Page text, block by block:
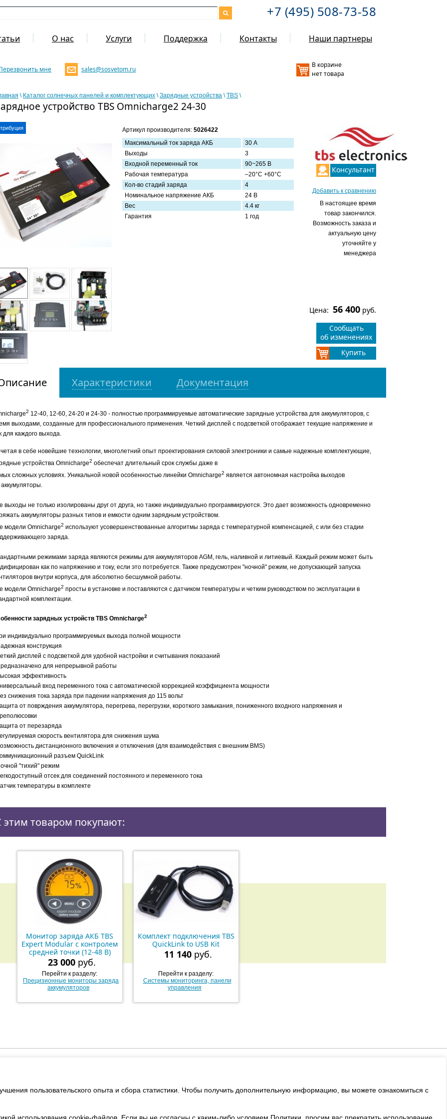
+7 (495) 508-73-58
О нас Услуги Поддержка Контакты Наши партнеры
В корзине
нет товара
мне sales@sosvetom.ru
\ Каталог солнечных панелей и комплектующих \ Зарядные устройства \ TBS \
устройство TBS Omnicharge2 24-30
Консультант
Добавить к сравнению
В настоящее время
товар закончился.
Возможность заказа и
актуальную цену
уточняйте у
менеджера
Артикул производителя: 5026422
Максимальный ток заряда АКБ
30 А
Выходы
3
Входной переменный ток
90~265 В
Рабочая температура
–20°C +60°C
Кол-во стадий заряда
4
Номинальное напряжение АКБ
24 В
Вес
4.4 кг
Гарантия
1 год
Цена: 56 400 руб.
Сообщать
об изменениях
Купить
Характеристики Документация
2 12-40, 12-60, 24-20 и 24-30 - полностью программируемые автоматические зарядные устройства для аккумуляторов, с
выходами, созданные для профессионального применения. Четкий дисплей с подсветкой отображает текущие напряжение и
для каждого выхода.
в себе новейшие технологии, многолетний опыт проектирования силовой электроники и самые надежные комплектующие,
устройства Omnicharge2 обеспечат длительный срок службы даже в
сложных условиях. Уникальной новой особенностью линейки Omnicharge2 является автономная настройка выходов
выходы не только изолированы друг от друга, но также индивидуально программируются. Это дает возможность одновременно
аккумуляторы разных типов и емкости одним зарядным устройством.
модели Omnicharge2 используют усовершенствованные алгоритмы заряда с температурной компенсацией, с или без стадии
заряда.
режимами заряда являются режимы для аккумуляторов AGM, гель, наливной и литиевый. Каждый режим может быть
как по напряжению и току, если это потребуется. Также предусмотрен "ночной" режим, не допускающий запуска
внутри корпуса, для абсолютно бесшумной работы.
модели Omnicharge2 просты в установке и поставляются с датчиком температуры и четким руководством по эксплуатации в
комплектации.
зарядных устройств TBS Omnicharge2
индивидуально программируемых выхода полной мощности
конструкция
дисплей с подсветкой для удобной настройки и считывания показаний
для непрерывной работы
эффективность
вход переменного тока с автоматической коррекцией коэффициента мощности
снижения тока заряда при падении напряжения до 115 вольт
от поврждения аккумулятора, перегрева, перегрузки, короткого замыкания, пониженного входного напряжения и
от перезаряда
скорость вентилятора для снижения шума
дистанционного включения и отключения (для взаимодействия с внешним BMS)
разъем QuickLink
"тихий" режим
отсек для соединений постоянного и переменного тока
температуры в комплекте
этим товаром покупают:
Монитор заряда АКБ TBS
Expert Modular с контролем
средней точки (12-48 В)
23 000 руб.
Перейти к разделу:
Прецизионные мониторы заряда
аккумуляторов
Комплект подключения TBS
QuickLink to USB Kit
11 140 руб.
Перейти к разделу:
Системы мониторинга, панели
управления
© РУС ООО «Энергетический центр» 2009-2026
пользовательского опыта и сбора статистики. Чтобы получить дополнительную информацию, вы можете ознакомиться с